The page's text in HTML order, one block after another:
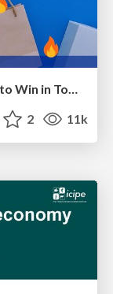
The State of eCommerce SEO: How to Win in Today's Products SERPs - #SEOweek
2 11k